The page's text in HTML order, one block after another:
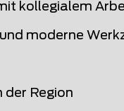
kollegialem
moderne
der Region